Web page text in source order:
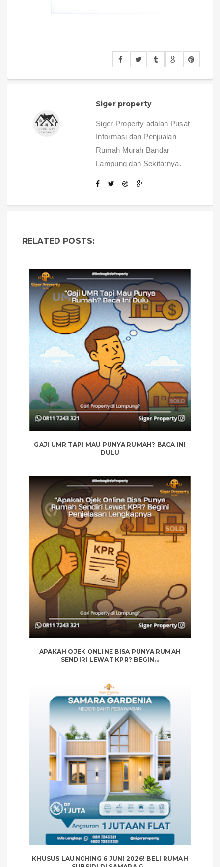
Siger property
Siger Property adalah Pusat
Informasi dan Penjualan
Rumah Murah Bandar
Lampung dan Sekitarnya.
RELATED POSTS:
GAJI UMR TAPI MAU PUNYA RUMAH? BACA INI
DULU
APAKAH OJEK ONLINE BISA PUNYA RUMAH
SENDIRI LEWAT KPR? BEGIN...
KHUSUS LAUNCHING 6 JUNI 2026! BELI RUMAH